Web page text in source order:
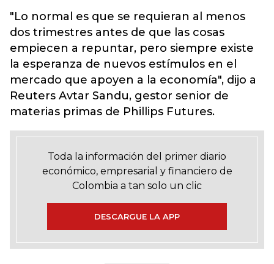
"Lo normal es que se requieran al menos
dos trimestres antes de que las cosas
empiecen a repuntar, pero siempre existe
la esperanza de nuevos estímulos en el
mercado que apoyen a la economía", dijo a
Reuters Avtar Sandu, gestor senior de
materias primas de Phillips Futures.
Toda la información del primer diario
económico, empresarial y financiero de
Colombia a tan solo un clic
DESCARGUE LA APP